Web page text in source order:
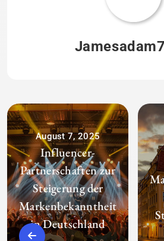
August 7, 2025
Influencer-
Partnerschaften zur
Steigerung der
Markenbekanntheit
in Deutschland